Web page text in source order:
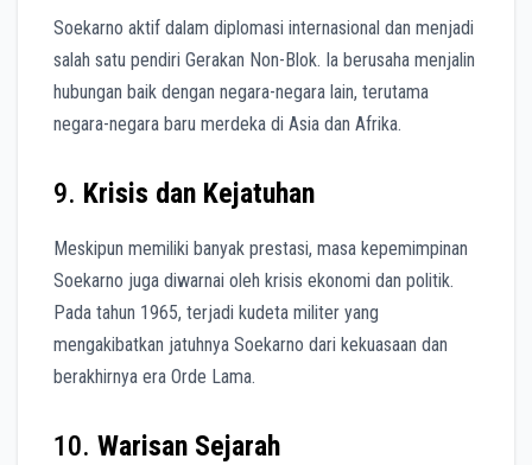
Soekarno aktif dalam diplomasi internasional dan menjadi
salah satu pendiri Gerakan Non-Blok. Ia berusaha menjalin
hubungan baik dengan negara-negara lain, terutama
negara-negara baru merdeka di Asia dan Afrika.
9. Krisis dan Kejatuhan
Meskipun memiliki banyak prestasi, masa kepemimpinan
Soekarno juga diwarnai oleh krisis ekonomi dan politik.
Pada tahun 1965, terjadi kudeta militer yang
mengakibatkan jatuhnya Soekarno dari kekuasaan dan
berakhirnya era Orde Lama.
10. Warisan Sejarah